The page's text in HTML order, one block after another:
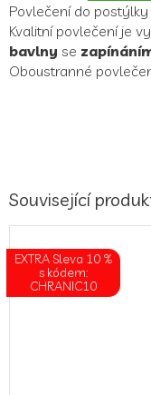
Povlečení do
Kvalitní povlečení je
bavlny se
Oboustranné
Související
EXTRA Sleva 10 %
s kódem:
CHRANIC10